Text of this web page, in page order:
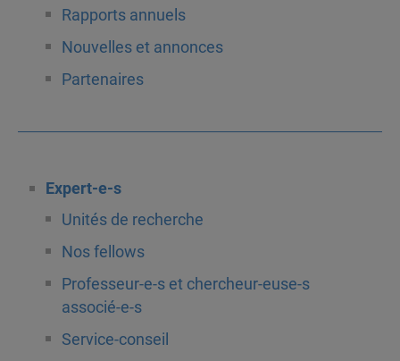
Rapports annuels
Nouvelles et annonces
Partenaires
Expert-e-s
Unités de recherche
Nos fellows
Professeur-e-s et chercheur-euse-s
associé-e-s
Service-conseil